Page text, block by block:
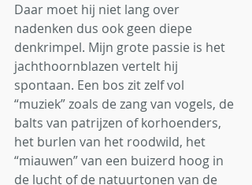
Daar moet hij niet lang over
nadenken dus ook geen diepe
denkrimpel. Mijn grote passie is het
jachthoornblazen vertelt hij
spontaan. Een bos zit zelf vol
“muziek” zoals de zang van vogels, de
balts van patrijzen of korhoenders,
het burlen van het roodwild, het
“miauwen” van een buizerd hoog in
de lucht of de natuurtonen van de